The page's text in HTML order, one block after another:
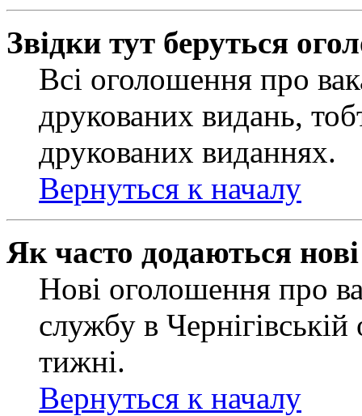
Звідки тут беруться
Всі оголошення про
друкованих видань,
друкованих виданнях.
Вернуться к началу
Як часто додаються
Нові оголошення про
службу в
тижні.
Вернуться к началу